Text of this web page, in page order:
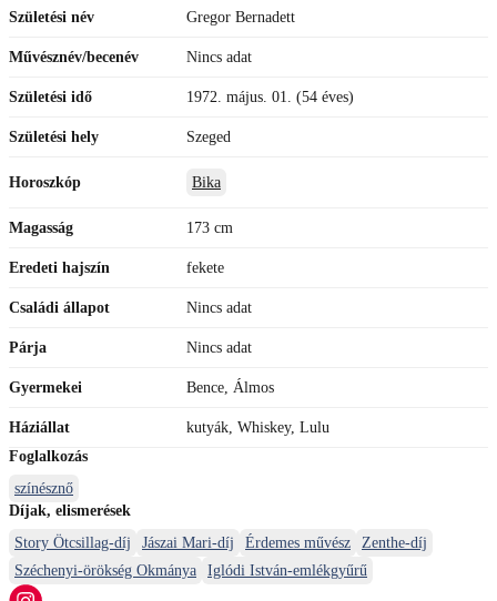
Születési név Gregor Bernadett
Művésznév/becenév Nincs adat
Születési idő 1972. május. 01. (54 éves)
Születési hely Szeged
Horoszkóp Bika
Magasság 173 cm
Eredeti hajszín fekete
Családi állapot Nincs adat
Párja Nincs adat
Gyermekei Bence, Álmos
Háziállat
kutyák, Whiskey, Lulu
Foglalkozás
színésznő
Díjak, elismerések
Story Ötcsillag-díj
Jászai Mari-díj Érdemes művész
Zenthe-díj
Széchenyi-örökség Okmánya
Iglódi István-emlékgyűrű